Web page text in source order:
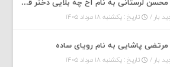
دانلود آهنگ محسن لرستانی به نام آخ چه بلایی دختر قشنگ و ماهی دختر (هوش مصنوعی)
تاریخ : یکشنبه ۱۸ مرداد ۱۴۰۵
مرتضی پاشایی به نام رویای ساده
تاریخ : یکشنبه ۱۸ مرداد ۱۴۰۵